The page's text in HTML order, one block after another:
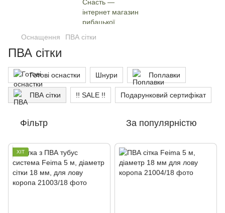
Оснащення ПВА сітки
ПВА сітки
Готові оснастки Шнури Поплавки
ПВА сітки !! SALE !! Подарунковий сертифікат
Фільтр За популярністю
ХІТ